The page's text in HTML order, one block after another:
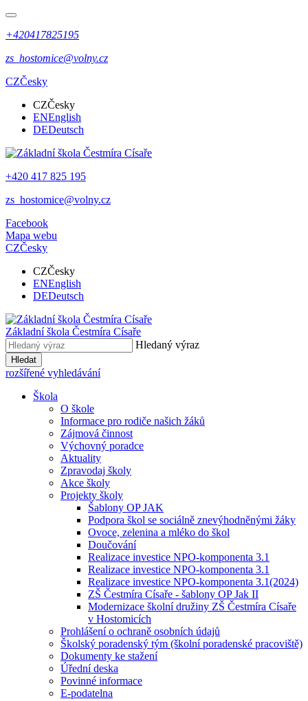
+420417825195
zs_hostomice@volny.cz
CZČesky
CZČesky
ENEnglish
DEDeutsch
+420 417 825 195
zs_hostomice@volny.cz
Facebook
Mapa webu
CZČesky
CZČesky
ENEnglish
DEDeutsch
Základní škola Čestmíra Císaře
Hledaný výraz
Hledat
rozšířené vyhledávání
Škola
O škole
Informace pro rodiče našich žáků
Zájmová činnost
Výchovný poradce
Aktuality
Zpravodaj školy
Akce školy
Projekty školy
Šablony OP JAK
Podpora škol se sociálně znevýhodněnými žáky
Ovoce, zelenina a mléko do škol
Doučování
Realizace investice NPO-komponenta 3.1
Realizace investice NPO-komponenta 3.1
Realizace investice NPO-komponenta 3.1(2024)
ZŠ Čestmíra Císaře - šablony OP Jak II
Modernizace školní družiny ZŠ Čestmíra Císaře
v Hostomicích
Prohlášení o ochraně osobních údajů
Školský poradenský tým (školní poradenské pracoviště)
Dokumenty ke stažení
Úřední deska
Povinné informace
E-podatelna